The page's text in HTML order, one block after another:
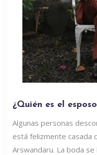
¿Quién es el
Algunas personas
está felizmente casada
Arswandaru. La boda